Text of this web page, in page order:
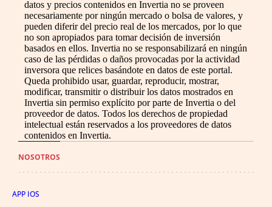
datos y precios contenidos en Invertia no se proveen
necesariamente por ningún mercado o bolsa de valores, y
pueden diferir del precio real de los mercados, por lo que
no son apropiados para tomar decisión de inversión
basados en ellos. Invertia no se responsabilizará en ningún
caso de las pérdidas o daños provocadas por la actividad
inversora que relices basándote en datos de este portal.
Queda prohibido usar, guardar, reproducir, mostrar,
modificar, transmitir o distribuir los datos mostrados en
Invertia sin permiso explícito por parte de Invertia o del
proveedor de datos. Todos los derechos de propiedad
intelectual están reservados a los proveedores de datos
contenidos en Invertia.
NOSOTROS
APP IOS